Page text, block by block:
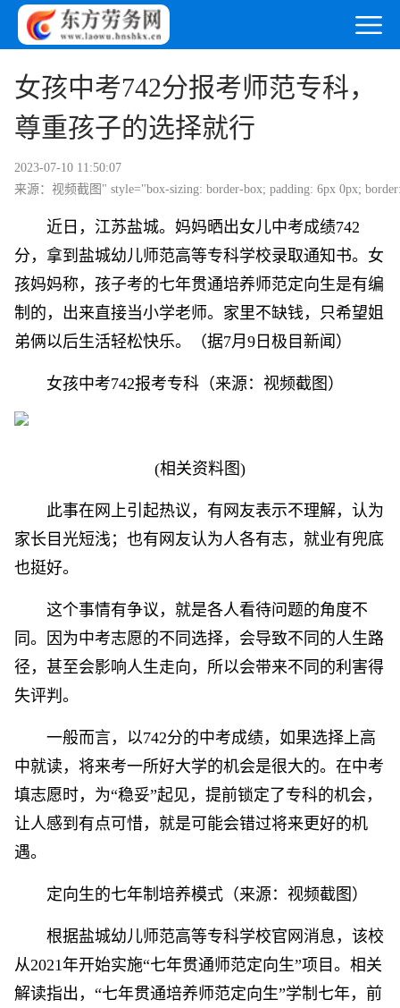
女孩中考742分报考师范专科，
尊重孩子的选择就行
2023-07-10 11:50:07
来源：视频截图" style="box-sizing: border-box; padding: 6px 0px;
近日，江苏盐城。妈妈晒出女儿中考成绩742
分，拿到盐城幼儿师范高等专科学校录取通知书。女
孩妈妈称，孩子考的七年贯通培养师范定向生是有编
制的，出来直接当小学老师。家里不缺钱，只希望姐
弟俩以后生活轻松快乐。（据7月9日极目新闻）
女孩中考742报考专科（来源：视频截图）
(相关资料图)
此事在网上引起热议，有网友表示不理解，认为
家长目光短浅；也有网友认为人各有志，就业有兜底
也挺好。
这个事情有争议，就是各人看待问题的角度不
同。因为中考志愿的不同选择，会导致不同的人生路
径，甚至会影响人生走向，所以会带来不同的利害得
失评判。
一般而言，以742分的中考成绩，如果选择上高
中就读，将来考一所好大学的机会是很大的。在中考
填志愿时，为“稳妥”起见，提前锁定了专科的机会，
让人感到有点可惜，就是可能会错过将来更好的机
遇。
定向生的七年制培养模式（来源：视频截图）
根据盐城幼儿师范高等专科学校官网消息，该校
从2021年开始实施“七年贯通师范定向生”项目。相关
解读指出，“七年贯通培养师范定向生”学制七年，前